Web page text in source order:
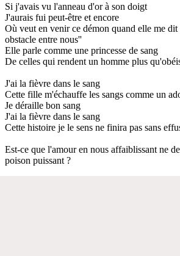
Si j'avais vu l'anneau d'or à son doigt
J'aurais fui peut-être et encore
Où veut en venir ce démon quand elle me
obstacle entre nous''
Elle parle comme une princesse de sang
De celles qui rendent un homme plus
J'ai la fièvre dans le sang
Cette fille m'échauffe les sangs comme un
Je déraille bon sang
J'ai la fièvre dans le sang
Cette histoire je le sens ne finira pas sans
Est-ce que l'amour en nous affaiblissant ne
poison puissant ?